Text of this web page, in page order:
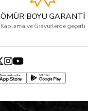
ÖMÜR BOYU GARANTİ
Kaplama ve Gravürlerde geçerli